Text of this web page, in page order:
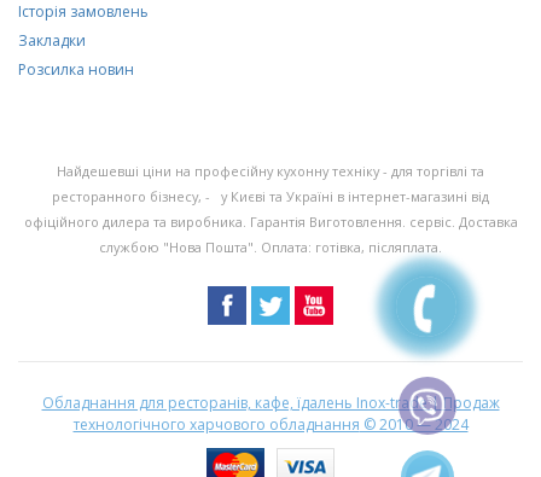
Історія замовлень
Закладки
Розсилка новин
Найдешевші ціни на професійну кухонну техніку - для торгівлі та
ресторанного бізнесу, - у Києві та Україні в інтернет-магазині від
офіційного дилера та виробника. Гарантія Виготовлення. сервіс. Доставка
службою "Нова Пошта". Оплата: готівка, післяплата.
Обладнання для ресторанів, кафе, їдалень Inox-trade | Продаж
технологічного харчового обладнання © 2010 — 2024